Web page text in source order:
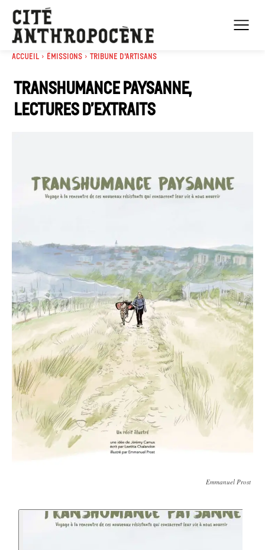
Accueil Émissions Tribune d'artisans
Transhumance paysanne,
lectures d’extraits
Emmanuel Prost